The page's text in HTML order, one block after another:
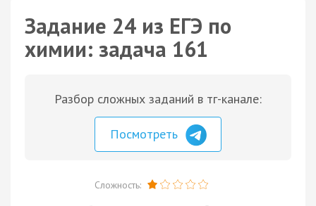
Задание 24 из ЕГЭ по
химии: задача 161
Разбор сложных заданий в тг-канале:
Посмотреть
Сложность: